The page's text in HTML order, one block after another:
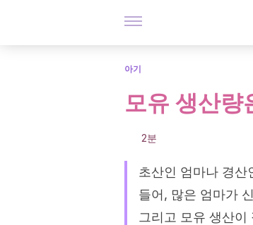
아기
모유 생산량
2분
초산인 엄마나 경산
들어, 많은 엄마가
그리고 모유 생산